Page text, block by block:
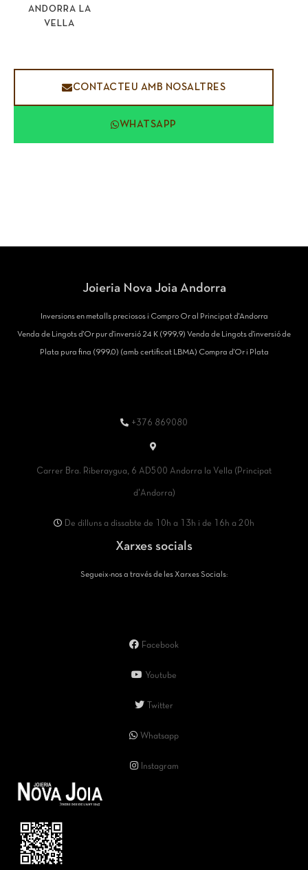
ANDORRA LA
VELLA
CONTACTEU AMB NOSALTRES
WHATSAPP
Joieria Nova Joia Andorra
Inversions en metalls preciosos i Compro Or al Principat d'Andorra
Venda de Lingots d'Or pur d'inversió 24 K (999,9) Venda de Lingots d'inversió de
Plata pura fina (999,0) (amb certificat LBMA) Compra d'Or i Plata
+376 869080
Carrer Bra. Riberaygua, 6 AD500 Andorra la Vella (Principat
d'Andorra)
De dilluns a dissabte de 10h a 13h i de 16h a 20h
Xarxes socials
Segueix-nos a través de les Xarxes Socials:
Facebook
Youtube
Twitter
Whatsapp
Instagram